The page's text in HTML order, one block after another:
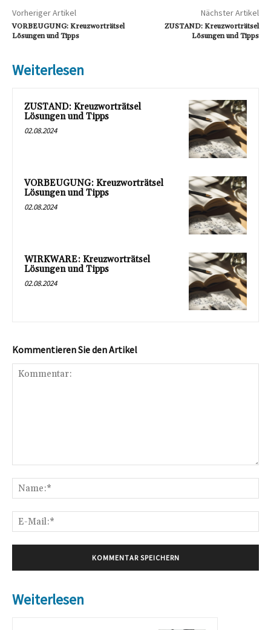
Vorheriger Artikel
VORBEUGUNG: Kreuzworträtsel
Lösungen und Tipps
Nächster Artikel
ZUSTAND: Kreuzworträtsel
Lösungen und Tipps
Weiterlesen
ZUSTAND: Kreuzworträtsel
Lösungen und Tipps
02.08.2024
VORBEUGUNG: Kreuzworträtsel
Lösungen und Tipps
02.08.2024
WIRKWARE: Kreuzworträtsel
Lösungen und Tipps
02.08.2024
Kommentieren Sie den Artikel
Weiterlesen